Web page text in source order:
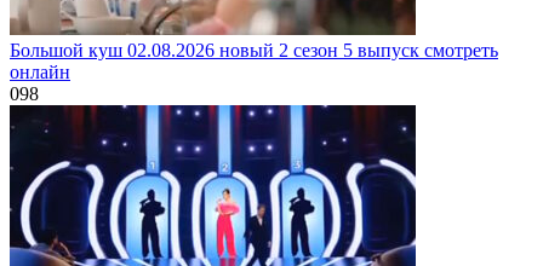
Большой куш 02.08.2026 новый 2 сезон 5 выпуск смотреть
онлайн
098